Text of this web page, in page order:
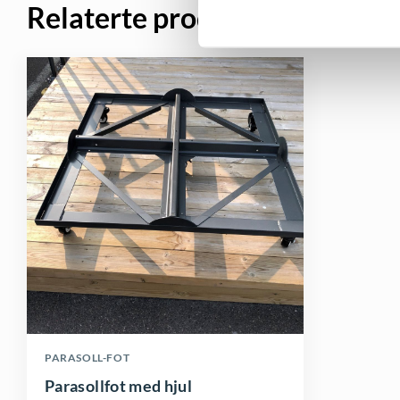
Relaterte produkter
PARASOLL-FOT
Parasollfot med hjul